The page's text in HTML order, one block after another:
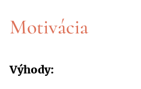
Motivácia
Výhody: